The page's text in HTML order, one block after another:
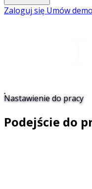
Zaloguj się Umów demo
Nastawienie do pracy
Podejście do